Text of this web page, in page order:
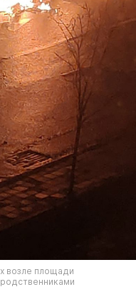
возле площади